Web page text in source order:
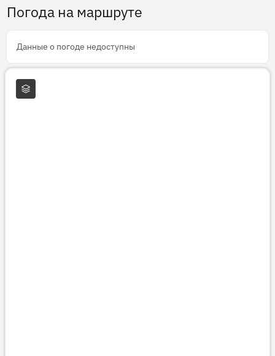
Погода на маршруте
Данные о погоде недоступны